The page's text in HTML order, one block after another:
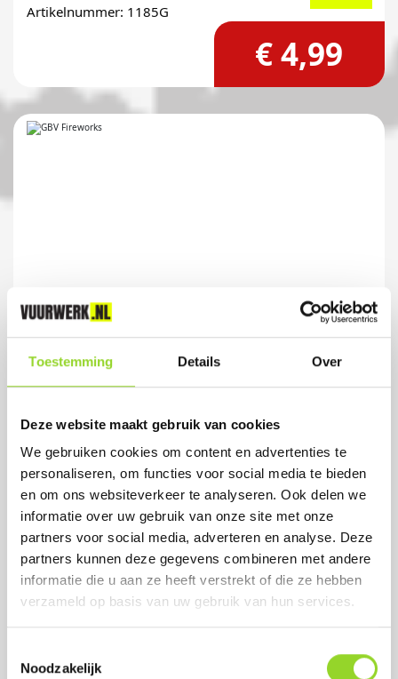
Toestemming Details Over
Deze website maakt gebruik van cookies
We gebruiken cookies om content en advertenties te
personaliseren, om functies voor social media te bieden
en om ons websiteverkeer te analyseren. Ook delen we
informatie over uw gebruik van onze site met onze
partners voor social media, adverteren en analyse. Deze
partners kunnen deze gegevens combineren met andere
informatie die u aan ze heeft verstrekt of die ze hebben
verzameld op basis van uw gebruik van hun services.
Noodzakelijk
Artikelnummer: 1185G
€ 4,99
FAKKELS ORANJE
2 oranje flits-fakkels
Artikelnummer: 1185O
€ 4,99